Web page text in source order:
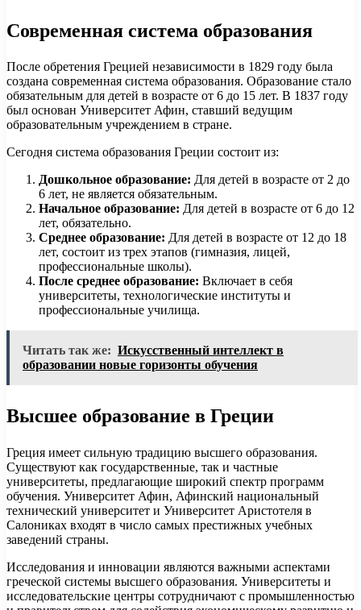
Современная система образования
После обретения Грецией независимости в 1829 году была
создана современная система образования. Образование стало
обязательным для детей в возрасте от 6 до 15 лет. В 1837 году
был основан Университет Афин, ставший ведущим
образовательным учреждением в стране.
Сегодня система образования Греции состоит из:
Дошкольное образование: Для детей в возрасте от 2 до
6 лет, не является обязательным.
Начальное образование: Для детей в возрасте от 6 до 12
лет, обязательно.
Среднее образование: Для детей в возрасте от 12 до 18
лет, состоит из трех этапов (гимназия, лицей,
профессиональные школы).
После среднее образование: Включает в себя
университеты, технологические институты и
профессиональные училища.
Читать так же: Искусственный интеллект в
образовании новые горизонты обучения
Высшее образование в Греции
Греция имеет сильную традицию высшего образования.
Существуют как государственные, так и частные
университеты, предлагающие широкий спектр программ
обучения. Университет Афин, Афинский национальный
технический университет и Университет Аристотеля в
Салониках входят в число самых престижных учебных
заведений страны.
Исследования и инновации являются важными аспектами
греческой системы высшего образования. Университеты и
исследовательские центры сотрудничают с промышленностью